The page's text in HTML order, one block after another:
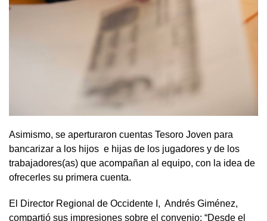
Asimismo, se aperturaron cuentas Tesoro Joven para
bancarizar a los hijos e hijas de los jugadores y de los
trabajadores(as) que acompañan al equipo, con la idea de
ofrecerles su primera cuenta.
El Director Regional de Occidente I, Andrés Giménez,
compartió sus impresiones sobre el convenio: “Desde el